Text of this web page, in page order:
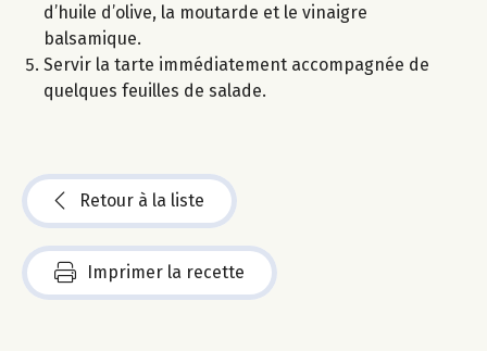
d’huile d’olive, la moutarde et le vinaigre
balsamique.
Servir la tarte immédiatement accompagnée de
quelques feuilles de salade.
Retour à la liste
Imprimer la recette